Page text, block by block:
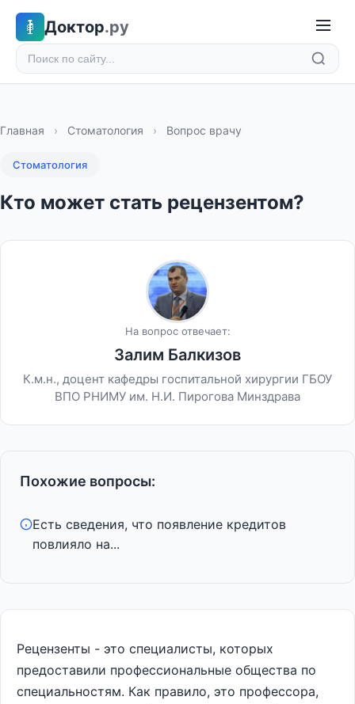
Доктор.ру
Главная › Стоматология › Вопрос врачу
Стоматология
Кто может стать рецензентом?
На вопрос отвечает:
Залим Балкизов
К.м.н., доцент кафедры госпитальной хирургии ГБОУ
ВПО РНИМУ им. Н.И. Пирогова Минздрава
Похожие вопросы:
Есть сведения, что появление кредитов
повлияло на...
Рецензенты - это специалисты, которых
предоставили профессиональные общества по
специальностям. Как правило, это профессора,